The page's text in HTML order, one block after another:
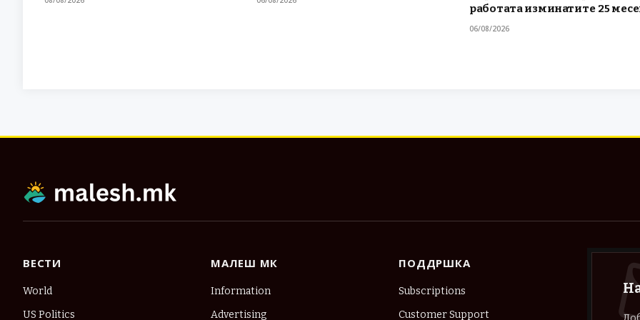
работата изминатите 25
06/08/2026
ВЕСТИ
World
US Politics
МАЛЕШ МК
Information
Advertising
ПОДДРШКА
Subscriptions
Customer Support